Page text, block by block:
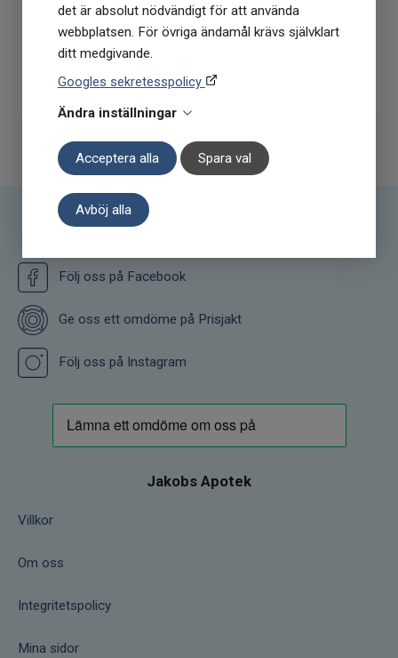
det är absolut nödvändigt för att använda
webbplatsen. För övriga ändamål krävs självklart
ditt medgivande.
Googles sekretesspolicy
Ändra inställningar
Acceptera alla Spara val
Avböj alla
Prenumerera
Följ oss på Facebook
Ge oss ett omdöme på Prisjakt
Följ oss på Instagram
Jakobs Apotek
Villkor
Om oss
Integritetspolicy
Mina sidor